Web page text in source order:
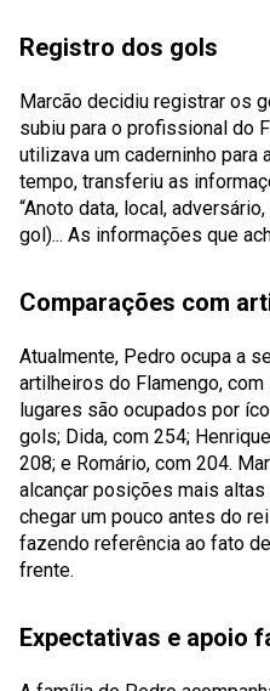
Registro dos gols
Marcão decidiu registrar os
subiu para o profissional do
utilizava um caderninho para
tempo, transferiu as
“Anoto data, local,
gol)... As informações que
Comparações com
Atualmente, Pedro ocupa a
artilheiros do Flamengo,
lugares são ocupados por
gols; Dida, com 254;
208; e Romário, com 204.
alcançar posições mais altas
chegar um pouco antes do
fazendo referência ao fato
frente.
Expectativas e apoio